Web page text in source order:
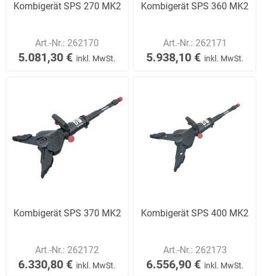
Kombigerät SPS 270 MK2
Art.-Nr.: 262170
5.081,30 € inkl. MwSt.
Kombigerät SPS 360 MK2
Art.-Nr.: 262171
5.938,10 € inkl. MwSt.
Kombigerät SPS 370 MK2
Art.-Nr.: 262172
6.330,80 € inkl. MwSt.
Kombigerät SPS 400 MK2
Art.-Nr.: 262173
6.556,90 € inkl. MwSt.